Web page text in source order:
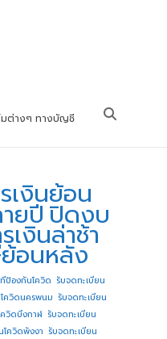
ต่างๆ ทางบัญชี
เงินย้อน
ยปี ปิดงบ
เงินล่าช้า
อนหลัง
ป้องกันโควิด รับจดทะเบียน
ควิดนครพนม รับจดทะเบียน
วิดบึงกาฬ รับจดทะเบียน
ควิดพังงา รับจดทะเบียน